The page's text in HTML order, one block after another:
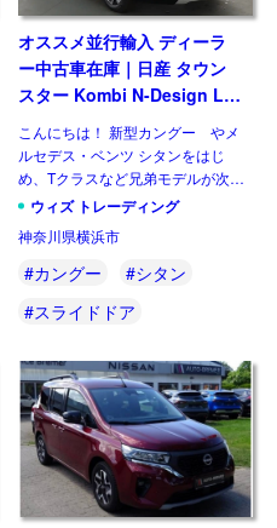
オススメ並行輸入 ディーラ
ー中古車在庫｜日産 タウン
スター Kombi N-Design L1
1.3 DIG-T130 6MT 左ハンド
ル
こんにちは！ 新型カングー やメ
ルセデス・ベンツ シタンをはじ
め、Tクラスなど兄弟モデルが次々
とデビューしています。待望の国内
調とお聞きします。そのなかで同じ
アライアンス内にある日産からも
ウィズ トレーディング
神奈川県横浜市
#カングー
#シタン
#スライドドア